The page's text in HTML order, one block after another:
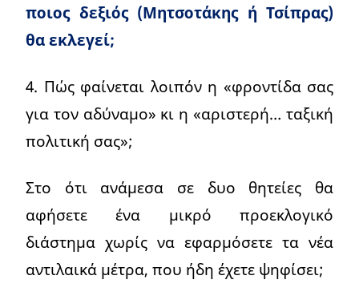
ποιος δεξιός (Μητσοτάκης ή Τσίπρας)
θα εκλεγεί;
4. Πώς φαίνεται λοιπόν η «φροντίδα σας
για τον αδύναμο» κι η «αριστερή… ταξική
πολιτική σας»;
Στο ότι ανάμεσα σε δυο θητείες θα
αφήσετε ένα μικρό προεκλογικό
διάστημα χωρίς να εφαρμόσετε τα νέα
αντιλαικά μέτρα, που ήδη έχετε ψηφίσει;